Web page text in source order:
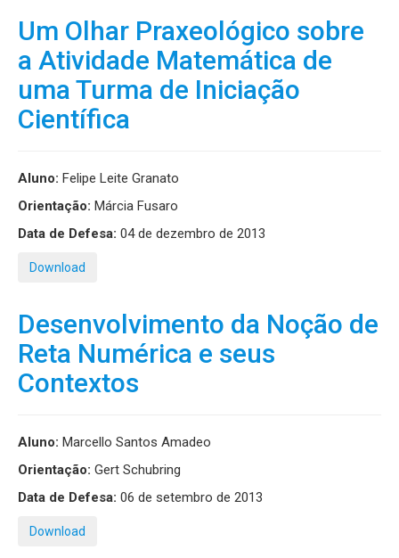
Um Olhar Praxeológico sobre
a Atividade Matemática de
uma Turma de Iniciação
Científica
Aluno: Felipe Leite Granato
Orientação: Márcia Fusaro
Data de Defesa: 04 de dezembro de 2013
Download
Desenvolvimento da Noção de
Reta Numérica e seus
Contextos
Aluno: Marcello Santos Amadeo
Orientação: Gert Schubring
Data de Defesa: 06 de setembro de 2013
Download